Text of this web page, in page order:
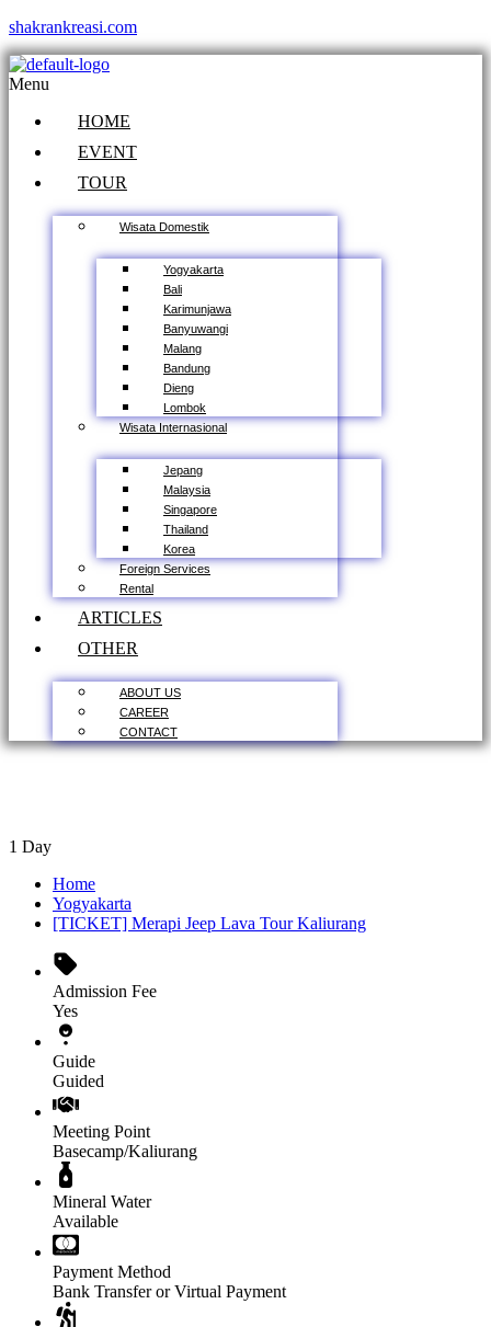
shakrankreasi.com
Menu
HOME
EVENT
TOUR
Wisata Domestik
Yogyakarta
Bali
Karimunjawa
Banyuwangi
Malang
Bandung
Dieng
Lombok
Wisata Internasional
Jepang
Malaysia
Singapore
Thailand
Korea
Foreign Services
Rental
ARTICLES
OTHER
ABOUT US
CAREER
CONTACT
1 Day
Home
Yogyakarta
[TICKET] Merapi Jeep Lava Tour Kaliurang
Admission Fee
Yes
Guide
Guided
Meeting Point
Basecamp/Kaliurang
Mineral Water
Available
Payment Method
Bank Transfer or Virtual Payment